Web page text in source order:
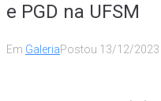
e PGD na UFSM
Em GaleriaPostou 13/12/2023